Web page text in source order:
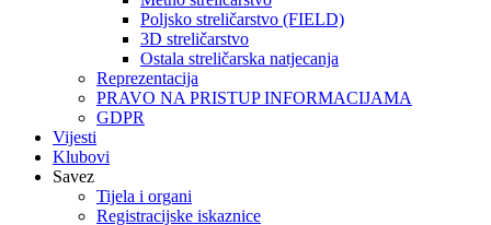
Poljsko streličarstvo (FIELD)
3D streličarstvo
Ostala streličarska natjecanja
Reprezentacija
PRAVO NA PRISTUP INFORMACIJAMA
GDPR
Vijesti
Klubovi
Savez
Tijela i organi
Registracijske iskaznice